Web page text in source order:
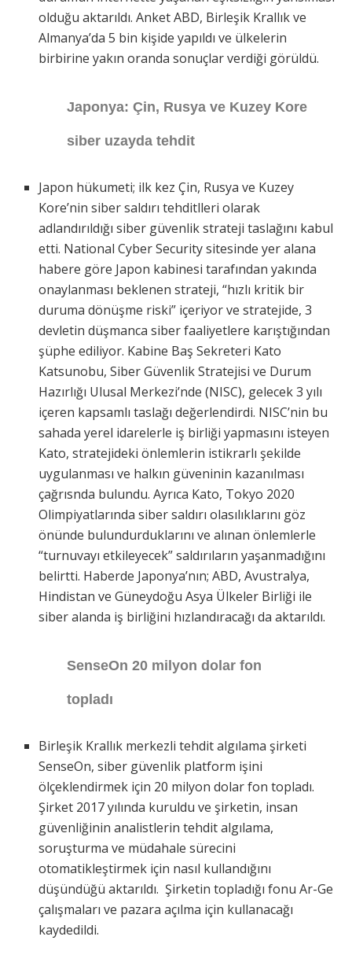
olduğu aktarıldı. Anket ABD, Birleşik Krallık ve
Almanya’da 5 bin kişide yapıldı ve ülkelerin
birbirine yakın oranda sonuçlar verdiği görüldü.
Japonya: Çin, Rusya ve Kuzey Kore
siber uzayda tehdit
Japon hükumeti; ilk kez Çin, Rusya ve Kuzey
Kore’nin siber saldırı tehditlleri olarak
adlandırıldığı siber güvenlik strateji taslağını kabul
etti. National Cyber Security sitesinde yer alana
habere göre Japon kabinesi tarafından yakında
onaylanması beklenen strateji, “hızlı kritik bir
duruma dönüşme riski” içeriyor ve stratejide, 3
devletin düşmanca siber faaliyetlere karıştığından
şüphe ediliyor. Kabine Baş Sekreteri Kato
Katsunobu, Siber Güvenlik Stratejisi ve Durum
Hazırlığı Ulusal Merkezi’nde (NISC), gelecek 3 yılı
içeren kapsamlı taslağı değerlendirdi. NISC’nin bu
sahada yerel idarelerle iş birliği yapmasını isteyen
Kato, stratejideki önlemlerin istikrarlı şekilde
uygulanması ve halkın güveninin kazanılması
çağrısnda bulundu. Ayrıca Kato, Tokyo 2020
Olimpiyatlarında siber saldırı olasılıklarını göz
önünde bulundurduklarını ve alınan önlemlerle
“turnuvayı etkileyecek” saldırıların yaşanmadığını
belirtti. Haberde Japonya’nın; ABD, Avustralya,
Hindistan ve Güneydoğu Asya Ülkeler Birliği ile
siber alanda iş birliğini hızlandıracağı da aktarıldı.
SenseOn 20 milyon dolar fon
topladı
Birleşik Krallık merkezli tehdit algılama şirketi
SenseOn, siber güvenlik platform işini
ölçeklendirmek için 20 milyon dolar fon topladı.
Şirket 2017 yılında kuruldu ve şirketin, insan
güvenliğinin analistlerin tehdit algılama,
soruşturma ve müdahale sürecini
otomatikleştirmek için nasıl kullandığını
düşündüğü aktarıldı. Şirketin topladığı fonu Ar-Ge
çalışmaları ve pazara açılma için kullanacağı
kaydedildi.